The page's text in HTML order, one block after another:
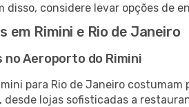
disso, considere levar opções de
em Rimini e Rio de Janeiro
no Aeroporto do Rimini
para Rio de Janeiro
desde lojas sofisticadas a